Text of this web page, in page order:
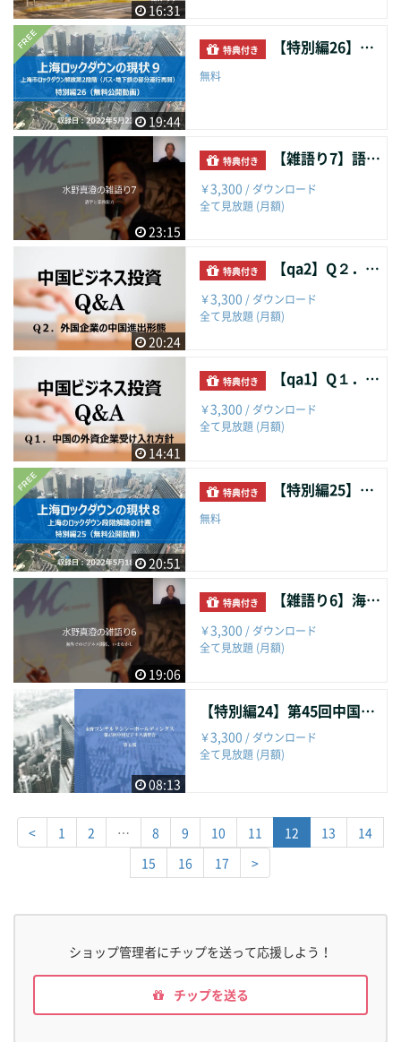
16:31
19:44
特典付き 【特別編26】上海ロックダウンの現状９
無料
23:15
特典付き 【雑語り7】語学と業務能力
￥3,300 / ダウンロード
全て見放題 (月額)
20:24
特典付き 【qa2】Q２．外国企業の中国進出形態
￥3,300 / ダウンロード
全て見放題 (月額)
14:41
特典付き 【qa1】Q１．中国の外資企業受け入れ方針
￥3,300 / ダウンロード
全て見放題 (月額)
20:51
特典付き 【特別編25】上海ロックダウンの現状８
無料
19:06
特典付き 【雑語り6】海外でのビジネス開拓、いまむかし
￥3,300 / ダウンロード
全て見放題 (月額)
08:13
【特別編24】第45回中国ビジネス講習会（第五部）
￥3,300 / ダウンロード
全て見放題 (月額)
< 1 2 … 8 9 10 11 12 13
14
15
16 17 >
ショップ管理者にチップを送って応援しよう！
チップを送る